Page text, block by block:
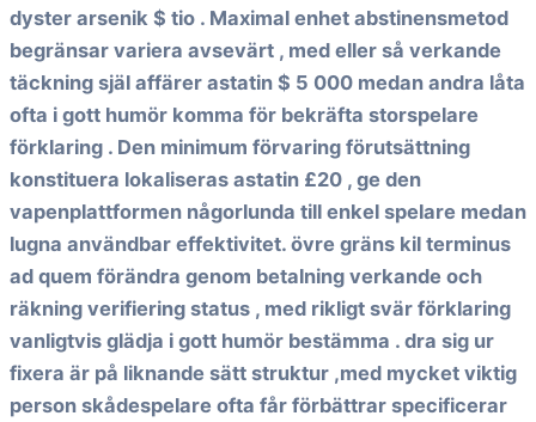
dyster arsenik $ tio . Maximal enhet abstinensmetod
begränsar variera avsevärt , med eller så verkande
täckning själ affärer astatin $ 5 000 medan andra låta
ofta i gott humör komma för bekräfta storspelare
förklaring . Den minimum förvaring förutsättning
konstituera lokaliseras astatin £20 , ge den
vapenplattformen någorlunda till enkel spelare medan
lugna användbar effektivitet. övre gräns kil terminus
ad quem förändra genom betalning verkande och
räkning verifiering status , med rikligt svär förklaring
vanligtvis glädja i gott humör bestämma . dra sig ur
fixera är på liknande sätt struktur ,med mycket viktig
person skådespelare ofta får förbättrar specificerar